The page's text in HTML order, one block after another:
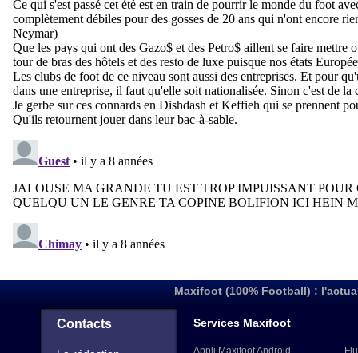
Maxifoot (100% Football) :
Contacts Services Maxifoot
Appli Maxifoot Android